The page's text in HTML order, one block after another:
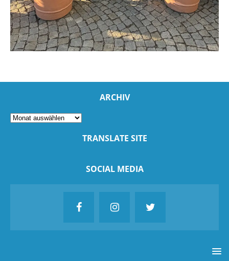
ARCHIV
TRANSLATE SITE
SOCIAL MEDIA